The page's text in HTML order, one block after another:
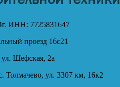
ИНН: 7725831647
проезд 16с21
ул. Шефская, 2а
Толмачево, ул. 3307 км, 16к2